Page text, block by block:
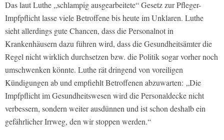
Das laut Luthe „schlampig ausgearbeitete“ Gesetz zur Pfleger-
Impfpflicht lasse viele Betroffene bis heute im Unklaren. Luthe
sieht allerdings gute Chancen, dass die Personalnot in
Krankenhäusern dazu führen wird, dass die Gesundheitsämter die
Regel nicht wirklich durchsetzen bzw. die Politik sogar vorher noch
umschwenken könnte. Luthe rät dringend von voreiligen
Kündigungen ab und empfiehlt Betroffenen abzuwarten: „Die
Impfpflicht im Gesundheitswesen wird die Personaldecke nicht
verbessern, sondern weiter ausdünnen und ist schon deshalb ein
gefährlicher Irrweg, den wir stoppen werden.“